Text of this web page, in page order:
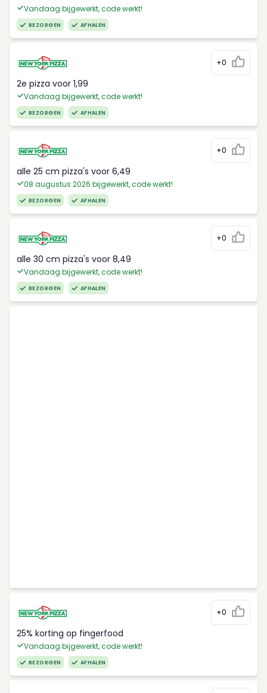
Vandaag bijgewerkt, code werkt!
BEZORGEN AFHALEN
+0
2e pizza voor 1,99
Vandaag bijgewerkt, code werkt!
BEZORGEN AFHALEN
+0
alle 25 cm pizza's voor 6,49
08 augustus 2026 bijgewerkt, code werkt!
BEZORGEN AFHALEN
+0
alle 30 cm pizza's voor 8,49
Vandaag bijgewerkt, code werkt!
BEZORGEN AFHALEN
+0
25% korting op fingerfood
Vandaag bijgewerkt, code werkt!
BEZORGEN AFHALEN